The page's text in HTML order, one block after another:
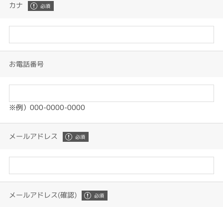
カナ
お電話番号
※例）000-0000-0000
メールアドレス
メールアドレス(確認)